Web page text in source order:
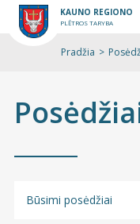
KAUNO REGIONO
PLĖTROS TARYBA
Pradžia >
Būsimi posėdžiai